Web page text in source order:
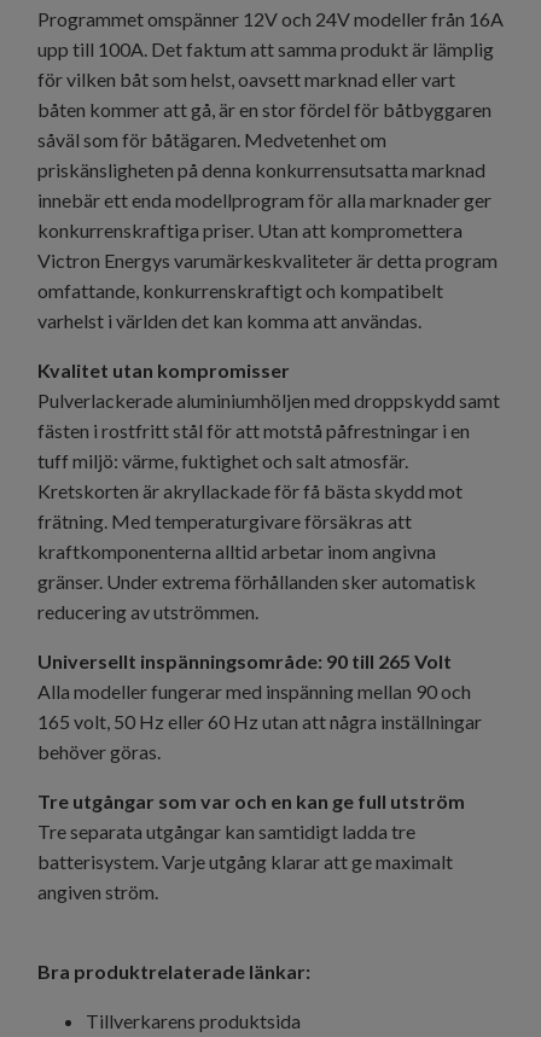
Programmet omspänner 12V och 24V modeller från 16A
upp till 100A. Det faktum att samma produkt är lämplig
för vilken båt som helst, oavsett marknad eller vart
båten kommer att gå, är en stor fördel för båtbyggaren
såväl som för båtägaren. Medvetenhet om
priskänsligheten på denna konkurrensutsatta marknad
innebär ett enda modellprogram för alla marknader ger
konkurrenskraftiga priser. Utan att kompromettera
Victron Energys varumärkeskvaliteter är detta program
omfattande, konkurrenskraftigt och kompatibelt
varhelst i världen det kan komma att användas.
Kvalitet utan kompromisser
Pulverlackerade aluminiumhöljen med droppskydd samt
fästen i rostfritt stål för att motstå påfrestningar i en
tuff miljö: värme, fuktighet och salt atmosfär.
Kretskorten är akryllackade för få bästa skydd mot
frätning. Med temperaturgivare försäkras att
kraftkomponenterna alltid arbetar inom angivna
gränser. Under extrema förhållanden sker automatisk
reducering av utströmmen.
Universellt inspänningsområde: 90 till 265 Volt
Alla modeller fungerar med inspänning mellan 90 och
165 volt, 50 Hz eller 60 Hz utan att några inställningar
behöver göras.
Tre utgångar som var och en kan ge full utström
Tre separata utgångar kan samtidigt ladda tre
batterisystem. Varje utgång klarar att ge maximalt
angiven ström.
Bra produktrelaterade länkar:
Tillverkarens produktsida